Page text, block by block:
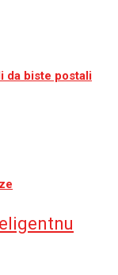
da biste postali